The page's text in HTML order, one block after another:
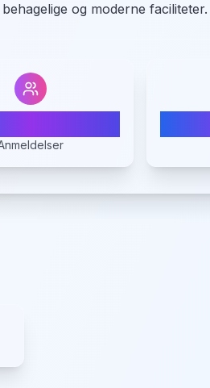
og moderne faciliteter.